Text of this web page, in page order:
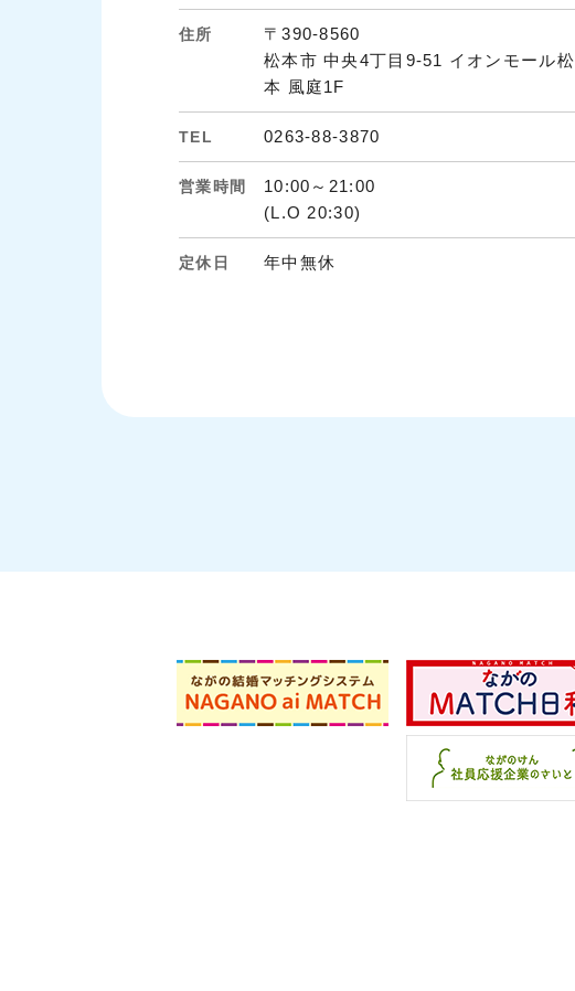
住所
〒390-8560
松本市 中央4丁目9-51 イオンモール松
本 風庭1F
TEL 0263-88-3870
営業時間
10:00～21:00
(L.O 20:30)
定休日 年中無休